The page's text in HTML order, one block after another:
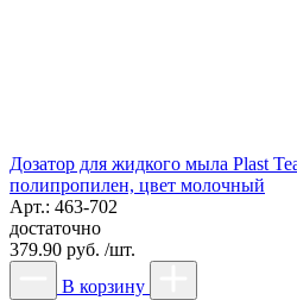
Дозатор для жидкого мыла Plast
полипропилен, цвет молочный
Арт.: 463-702
достаточно
379.90 руб. /шт.
В корзину